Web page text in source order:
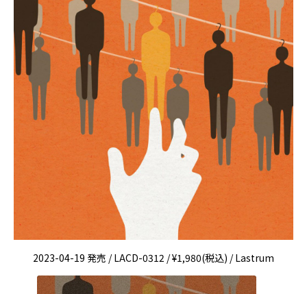
ENGLISH PAGE
2023-04-19 発売 / LACD-0312 / ¥1,980(税込) / Lastrum